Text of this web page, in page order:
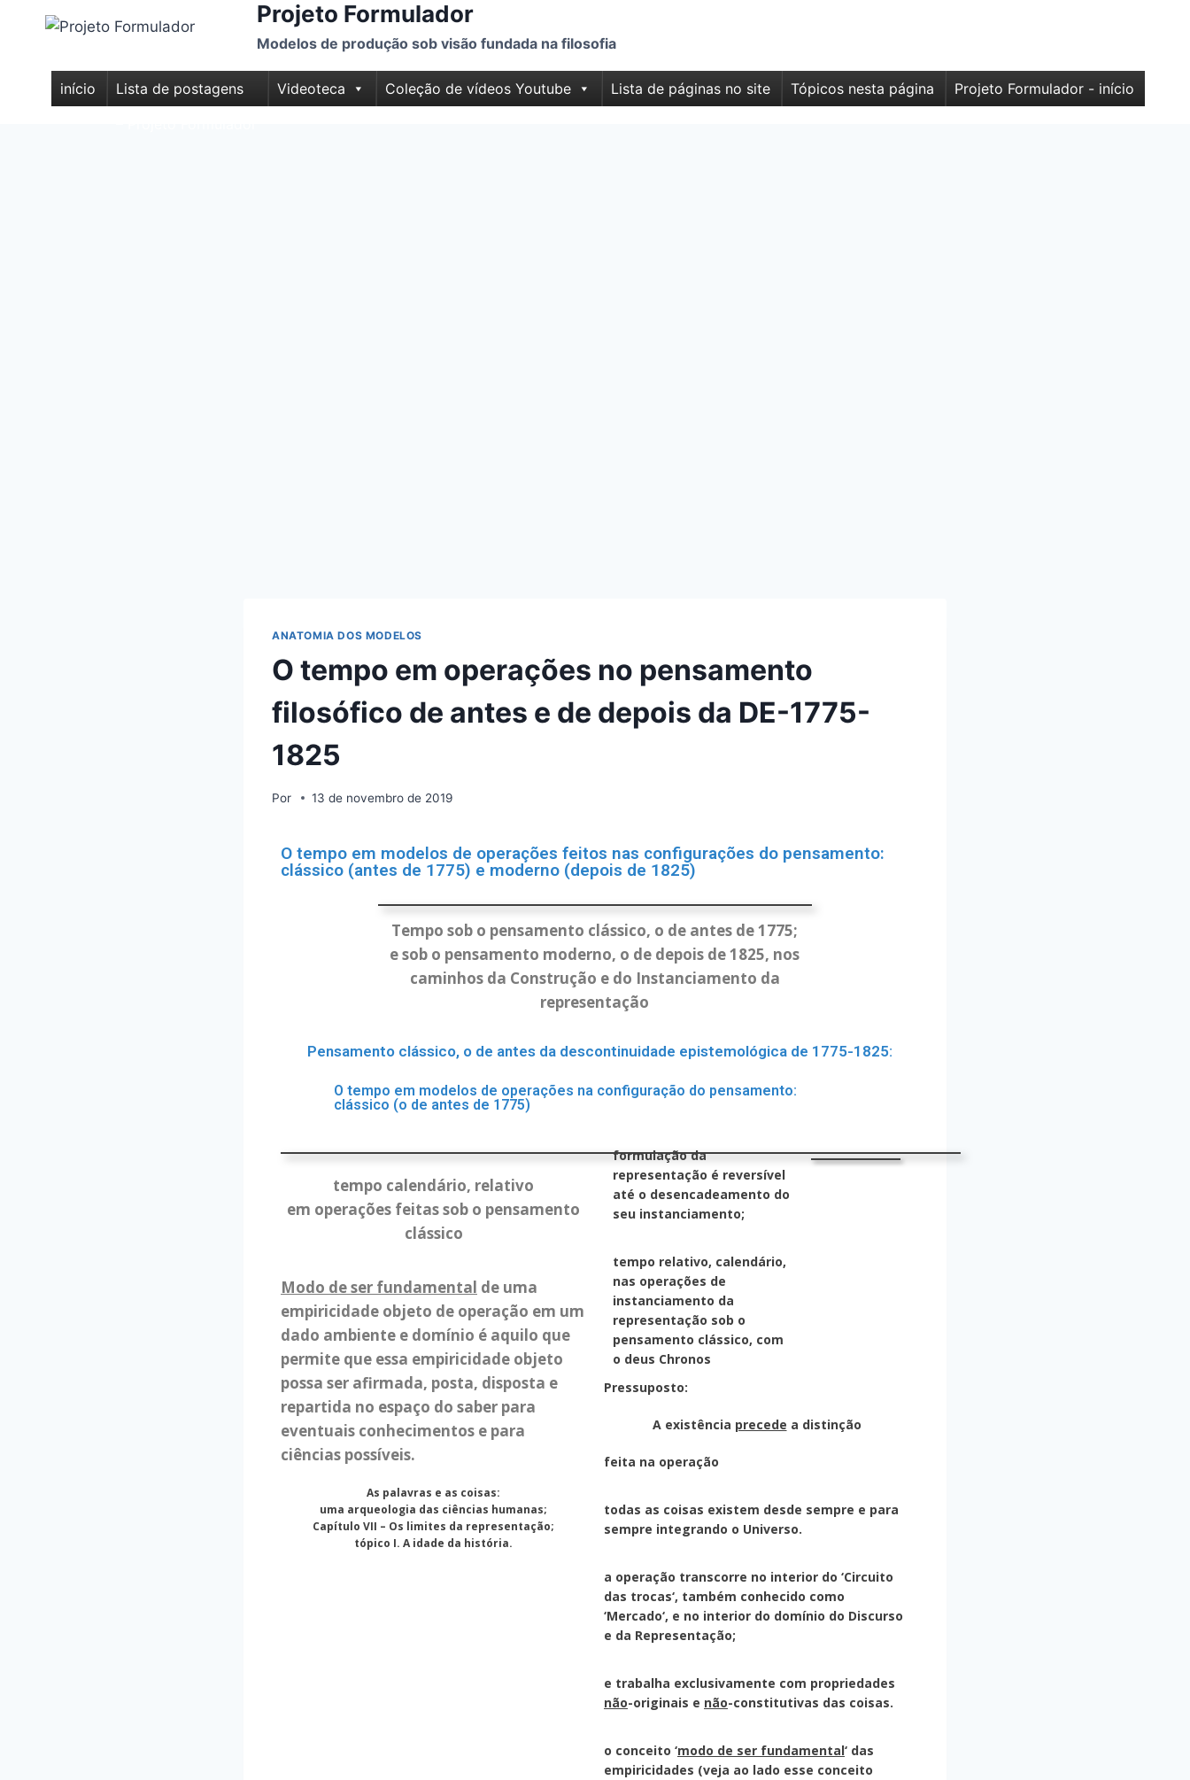
Projeto Formulador
Modelos de produção sob visão fundada na filosofia
início
Lista de postagens
Videoteca Coleção de vídeos Youtube Lista de páginas no site Tópicos nesta página Projeto Formulador - início
ANATOMIA DOS MODELOS
O tempo em operações no pensamento
filosófico de antes e de depois da DE-1775-
1825
Por 13 de novembro de 2019
O tempo em modelos de operações feitos nas configurações do pensamento:
clássico (antes de 1775) e moderno (depois de 1825)
Tempo sob o pensamento clássico, o de antes de 1775;
e sob o pensamento moderno, o de depois de 1825, nos
caminhos da Construção e do Instanciamento da
representação
Pensamento clássico, o de antes da descontinuidade epistemológica de 1775-1825:
O tempo em modelos de operações na configuração do pensamento:
clássico (o de antes de 1775)
tempo calendário, relativo
em operações feitas sob o pensamento
clássico
Modo de ser fundamental de uma
empiricidade objeto de operação em um
dado ambiente e domínio é aquilo que
permite que essa empiricidade objeto
possa ser afirmada, posta, disposta e
repartida no espaço do saber para
eventuais conhecimentos e para
ciências possíveis.
As palavras e as coisas:
uma arqueologia das ciências humanas;
Capítulo VII – Os limites da representação;
tópico I. A idade da história.
formulação da
representação é reversível
até o desencadeamento do
seu instanciamento;
tempo relativo, calendário,
nas operações de
instanciamento da
representação sob o
pensamento clássico, com
o deus Chronos
Pressuposto:
A existência precede a distinção
feita na operação
todas as coisas existem desde sempre e para
sempre integrando o Universo.
a operação transcorre no interior do ‘Circuito
das trocas‘, também conhecido como
‘Mercado‘, e no interior do domínio do Discurso
e da Representação;
e trabalha exclusivamente com propriedades
não-originais e não-constitutivas das coisas.
o conceito ‘modo de ser fundamental‘ das
empiricidades (veja ao lado esse conceito